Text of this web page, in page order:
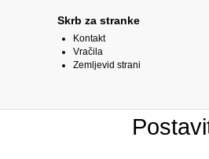
Skrb za stranke
Kontakt
Vračila
Zemljevid strani